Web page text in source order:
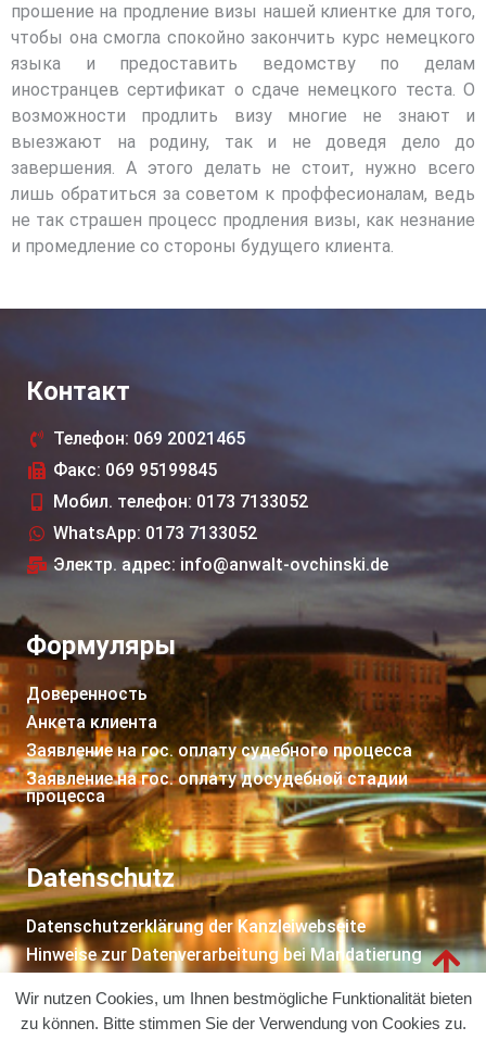
прошение на продление визы нашей клиентке для того,
чтобы она смогла спокойно закончить курс немецкого
языка и предоставить ведомству по делам
иностранцев сертификат о сдаче немецкого теста. О
возможности продлить визу многие не знают и
выезжают на родину, так и не доведя дело до
завершения. А этого делать не стоит, нужно всего
лишь обратиться за советом к проффесионалам, ведь
не так страшен процесс продления визы, как незнание
и промедление со стороны будущего клиента.
Контакт
Телефон: 069 20021465
Факс: 069 95199845
Мобил. телефон: 0173 7133052
WhatsApp: 0173 7133052
Электр. адрес: info@anwalt-ovchinski.de
Формуляры
Доверенность
Анкета клиента
Заявление на гос. оплату судебного процессa
Заявление на гос. оплату досудебной стадии
процессa
Datenschutz
Datenschutzerklärung der Kanzleiwebseite
Hinweise zur Datenverarbeitung bei Mandatierung
Wir nutzen Cookies, um Ihnen bestmögliche Funktionalität bieten
zu können. Bitte stimmen Sie der Verwendung von Cookies zu.